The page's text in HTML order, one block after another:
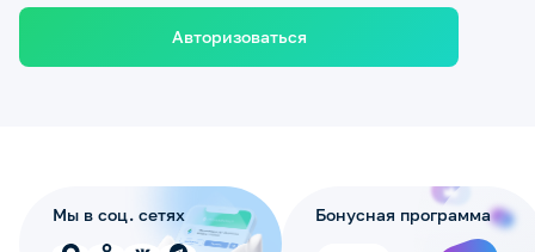
Авторизоваться
Мы в соц. сетях Бонусная программа